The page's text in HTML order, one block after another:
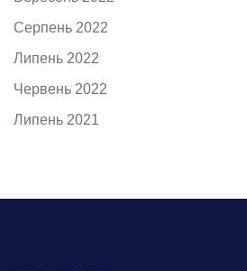
Серпень 2022
Липень 2022
Червень 2022
Липень 2021